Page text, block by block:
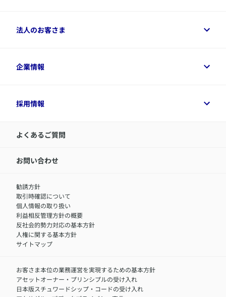
資料請求
変額保険各種情報
ご契約者さまトップ
デジタル約款
令和8年（2026年）分の生命保険料控除証明書について
アクサのネット完結保険（旧アクサダイレクト生命）
法人のお客さま
法人のお客さまトップ
経営者サポートサービス
企業情報
企業情報トップ
アクサ生命が選ばれる理由
IR情報
サステナビリティの取り組み
​お客さまを金融犯罪からお守りするために
アクサグループについて
採用情報
採用情報トップ
中途採用：内勤正社員
職）
中途採用：フィナンシャルプラン・アドバイザー（営業職）
障害者採用
よくあるご質問
お問い合わせ
勧誘方針
取引時確認について
個人情報の取り扱い
利益相反管理方針の概要
反社会的勢力対応の基本方針
人権に関する基本方針
サイトマップ
お客さま本位の業務運営を実現するための基本方針
アセットオーナー・プリンシプルの受け入れ
日本版スチュワードシップ・コードの受け入れ